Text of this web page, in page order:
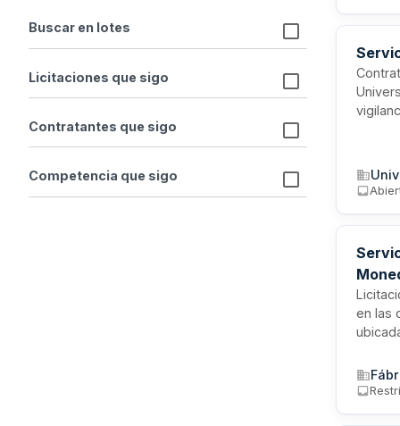
Buscar en lotes
Licitaciones que sigo
Contratantes que sigo
Competencia que sigo
en las